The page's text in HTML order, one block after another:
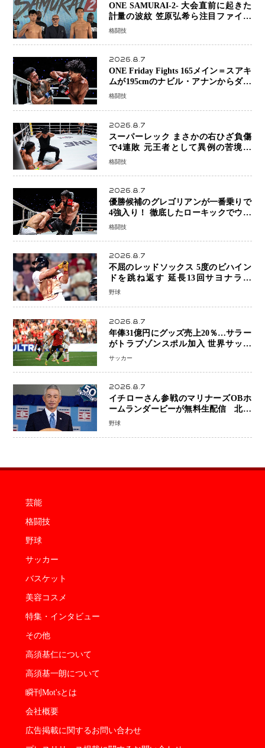
ONE SAMURAI-2- 大会直前に起きた
計量の波紋 笠原弘希ら注目ファイタ
ーは契約体重で決戦へ、山本歩夢と平
格闘技
2026.8.7
ONE Friday Fights 165メイン＝スアキ
ムが195cmのナビル・アナンからダウ
ン奪取！猛反撃を耐え抜き判定勝利、
格闘技
2026.8.7
スーパーレック まさかの右ひざ負傷
で4連敗 元王者として異例の苦境…
「アクシデント」でも消えない危険信
格闘技
2026.8.7
優勝候補のグレゴリアンが一番乗りで
4強入り！ 徹底したローキックでウス
ビャンを攻略、判定勝利
格闘技
2026.8.7
不屈のレッドソックス 5度のビハイン
ドを跳ね返す 延長13回サヨナラ勝
ち 吉田正尚選手も2安打1打点で貢献 4
野球
2026.8.7
年俸31億円にグッズ売上20％…サラー
がトラブゾンスポル加入 世界サッカ
ーは「五大リーグ一強」から新時代へ
サッカー
2026.8.7
イチローさん参戦のマリナーズOBホ
ームランダービーが無料生配信 北米
ならではの“魅せる興行”に世界が注目
野球
芸能
格闘技
野球
サッカー
バスケット
美容コスメ
特集・インタビュー
その他
高須基仁について
高須基一朗について
瞬刊Mot'sとは
会社概要
広告掲載に関するお問い合わせ